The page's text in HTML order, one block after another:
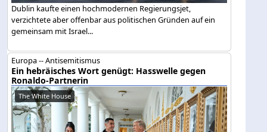
Dublin kaufte einen hochmodernen Regierungsjet,
verzichtete aber offenbar aus politischen Gründen auf ein
gemeinsam mit Israel...
Europa -- Antisemitismus
Ein hebräisches Wort genügt: Hasswelle gegen
Ronaldo-Partnerin
The White House